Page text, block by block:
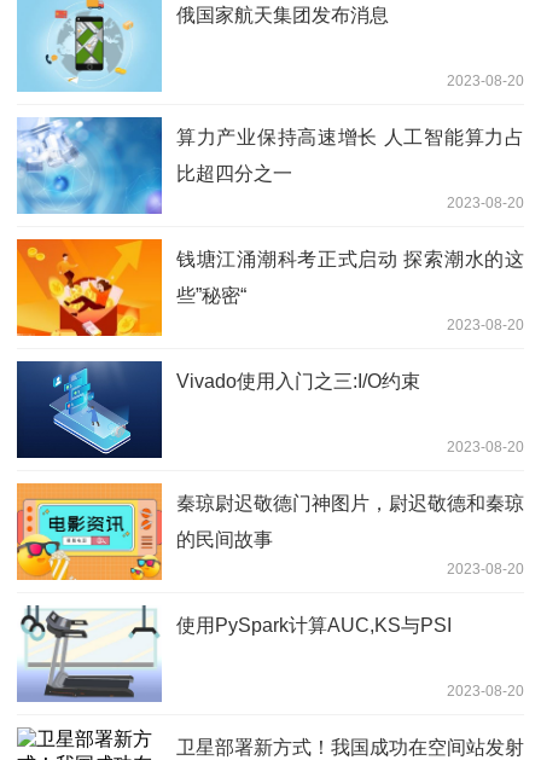
俄国家航天集团发布消息
2023-08-20
算力产业保持高速增长 人工智能算力占
比超四分之一
2023-08-20
钱塘江涌潮科考正式启动 探索潮水的这
些”秘密“
2023-08-20
Vivado使用入门之三:I/O约束
2023-08-20
秦琼尉迟敬德门神图片，尉迟敬德和秦琼
的民间故事
2023-08-20
使用PySpark计算AUC,KS与PSI
2023-08-20
卫星部署新方式！我国成功在空间站发射